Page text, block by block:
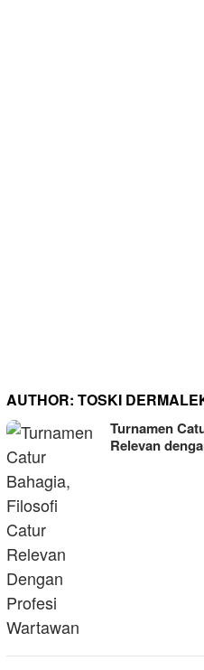
AUTHOR: TOSKI
Turnamen
Relevan